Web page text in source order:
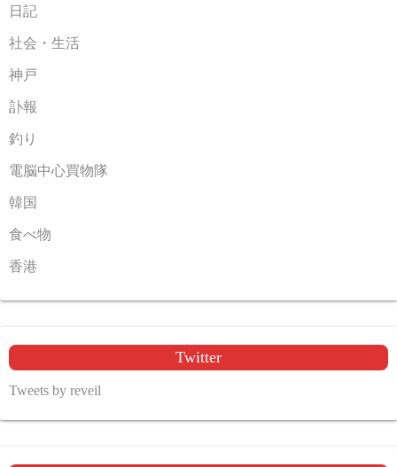
日記
社会・生活
神戸
訃報
釣り
電脳中心買物隊
韓国
食べ物
香港
Twitter
Tweets by reveil